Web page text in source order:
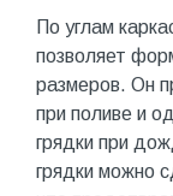
По углам
позволяет
размеров. Он
при поливе и
грядки при
грядки можно